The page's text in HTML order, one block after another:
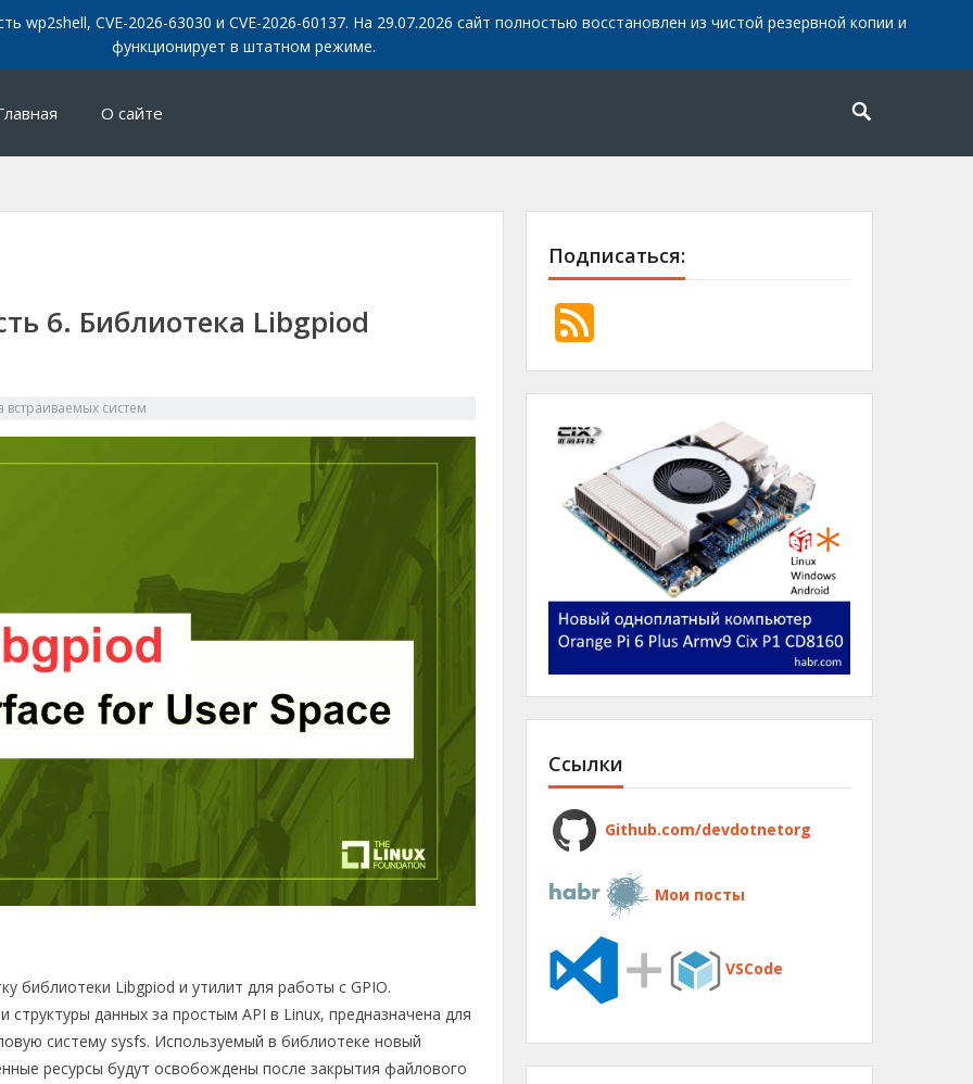
wp2shell, CVE-2026-63030 и CVE-2026-60137. На 29.07.2026 сайт полностью восстановлен из чистой резервной копии и
функционирует в штатном режиме.
О сайте
6. Библиотека Libgpiod
встраиваемых систем
библиотеки Libgpiod и утилит для работы с GPIO.
данных за простым API в Linux, предназначена для
систему sysfs. Используемый в библиотеке новый
ресурсы будут освобождены после закрытия файлового
Подписаться:
Ссылки
Github.com/devdotnetorg
Мои посты
VSCode